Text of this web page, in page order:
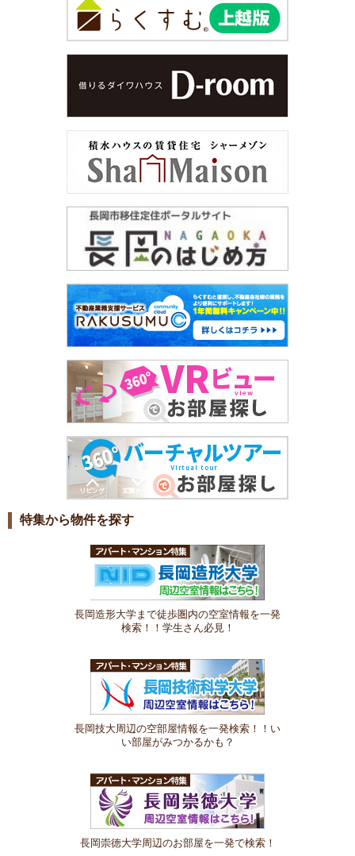
特集から物件を探す
長岡造形大学まで徒歩圏内の空室情報を一発
検索！！学生さん必見！
長岡技大周辺の空部屋情報を一発検索！！い
い部屋がみつかるかも？
長岡崇徳大学周辺のお部屋を一発で検索！